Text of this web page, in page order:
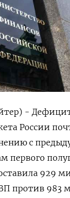
-
России
с
первого
929
против 983